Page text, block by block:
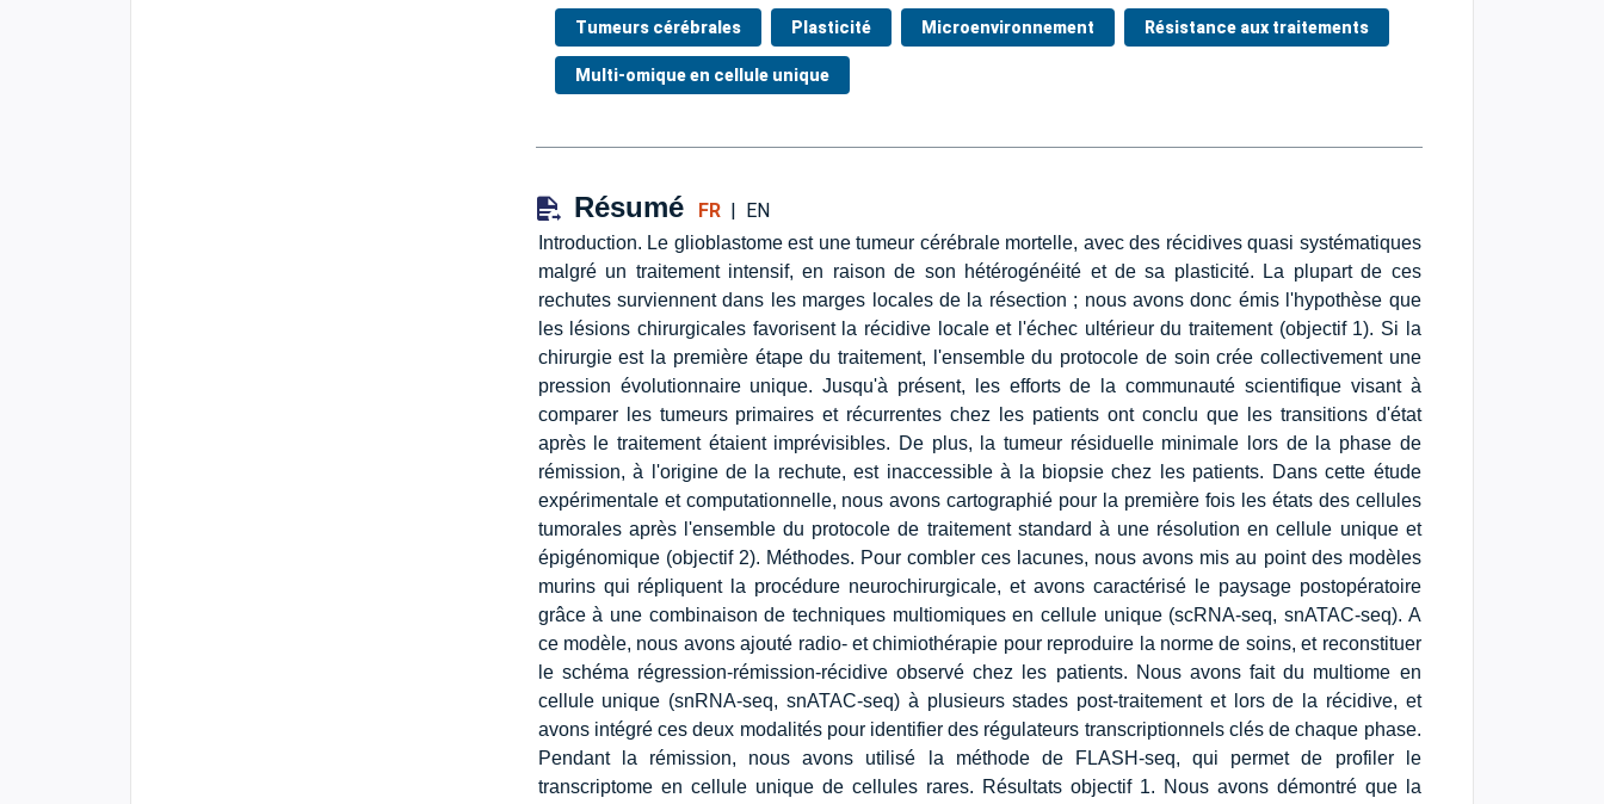
Tumeurs cérébrales Plasticité Microenvironnement Résistance aux traitements
Multi-omique en cellule unique
Résumé FR| EN
Introduction. Le glioblastome est une tumeur cérébrale mortelle, avec des récidives quasi systématiques
malgré un traitement intensif, en raison de son hétérogénéité et de sa plasticité. La plupart de ces
rechutes surviennent dans les marges locales de la résection ; nous avons donc émis l'hypothèse que
les lésions chirurgicales favorisent la récidive locale et l'échec ultérieur du traitement (objectif 1). Si la
chirurgie est la première étape du traitement, l'ensemble du protocole de soin crée collectivement une
pression évolutionnaire unique. Jusqu'à présent, les efforts de la communauté scientifique visant à
comparer les tumeurs primaires et récurrentes chez les patients ont conclu que les transitions d'état
après le traitement étaient imprévisibles. De plus, la tumeur résiduelle minimale lors de la phase de
rémission, à l'origine de la rechute, est inaccessible à la biopsie chez les patients. Dans cette étude
expérimentale et computationnelle, nous avons cartographié pour la première fois les états des cellules
tumorales après l'ensemble du protocole de traitement standard à une résolution en cellule unique et
épigénomique (objectif 2). Méthodes. Pour combler ces lacunes, nous avons mis au point des modèles
murins qui répliquent la procédure neurochirurgicale, et avons caractérisé le paysage postopératoire
grâce à une combinaison de techniques multiomiques en cellule unique (scRNA-seq, snATAC-seq). A
ce modèle, nous avons ajouté radio- et chimiothérapie pour reproduire la norme de soins, et reconstituer
le schéma régression-rémission-récidive observé chez les patients. Nous avons fait du multiome en
cellule unique (snRNA-seq, snATAC-seq) à plusieurs stades post-traitement et lors de la récidive, et
avons intégré ces deux modalités pour identifier des régulateurs transcriptionnels clés de chaque phase.
Pendant la rémission, nous avons utilisé la méthode de FLASH-seq, qui permet de profiler le
transcriptome en cellule unique de cellules rares. Résultats objectif 1. Nous avons démontré que la